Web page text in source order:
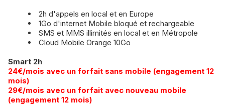
2h d'appels en local et en Europe
1Go d'internet Mobile bloqué et rechargeable
SMS et MMS illimités en local et en Métropole
Cloud Mobile Orange 10Go
Smart 2h
24€/mois avec un forfait sans mobile (engagement 12
mois)
​29€/mois avec un forfait avec nouveau mobile
(engagement 12 mois)